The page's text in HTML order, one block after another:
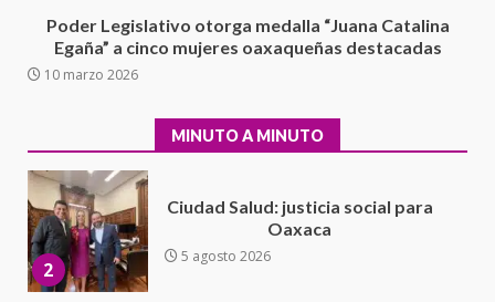
Poder Legislativo otorga medalla “Juana Catalina
Egaña” a cinco mujeres oaxaqueñas destacadas
10 marzo 2026
MINUTO A MINUTO
5 agosto 2026
5 agosto 2026
3
con el Gobernador Salomón Jara
Cruz reafirma la consolidación
de la transformación en